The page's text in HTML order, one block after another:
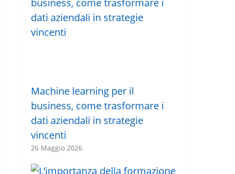
Machine learning per il
business, come trasformare i
dati aziendali in strategie
vincenti
26 Maggio 2026